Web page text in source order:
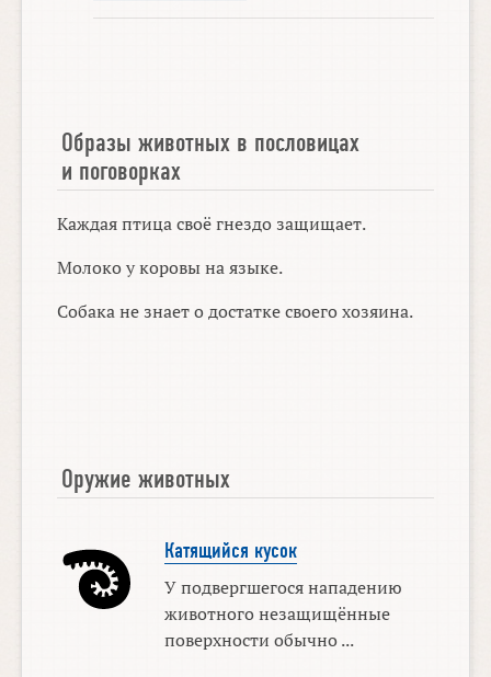
Образы животных в пословицах
и поговорках
Каждая птица своё гнездо защищает.
Молоко у коровы на языке.
Собака не знает о достатке своего хозяина.
Оружие животных
Катящийся кусок
У подвергшегося нападению
животного незащищённые
поверхности обычно ...